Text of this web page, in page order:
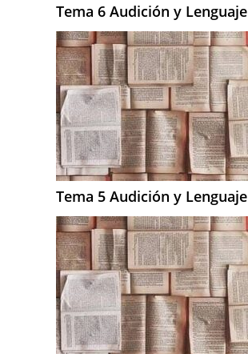
Tema 6 Audición y Lenguaje
Tema 5 Audición y Lenguaje